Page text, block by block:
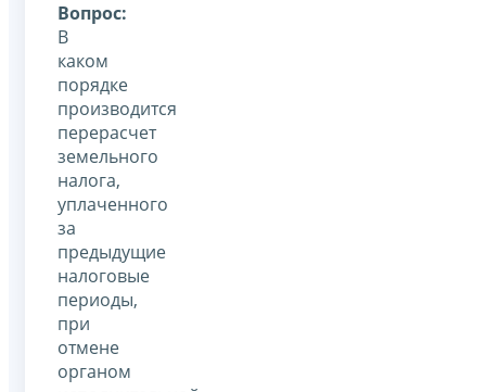
Вопрос:
В
каком
порядке
производится
перерасчет
земельного
налога,
уплаченного
за
предыдущие
налоговые
периоды,
при
отмене
органом